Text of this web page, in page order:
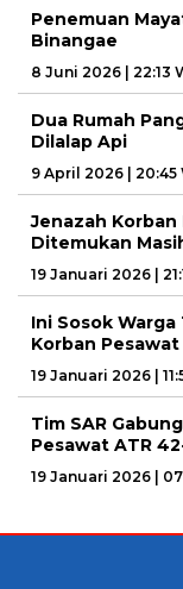
Penemuan
Binangae
8 Juni 2026 | 22:13
Dua Rumah
Dilalap Api
9 April 2026 | 20:45
Jenazah
Ditemukan
19 Januari 2026 |
Ini Sosok
Korban
19 Januari 2026 |
Tim SAR
Pesawat ATR
19 Januari 2026 |